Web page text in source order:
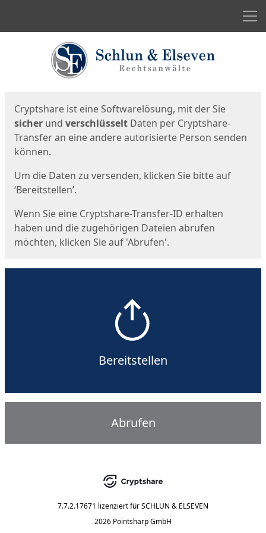
Cryptshare ist eine Softwarelösung, mit der Sie
sicher und verschlüsselt Daten per Cryptshare-
Transfer an eine andere autorisierte Person senden
können.
Um die Daten zu versenden, klicken Sie bitte auf
‘Bereitstellen’.
Wenn Sie eine Cryptshare-Transfer-ID erhalten
haben und die zugehörigen Dateien abrufen
möchten, klicken Sie auf 'Abrufen'.
Bereitstellen
Abrufen
7.7.2.17671 lizenziert fürSCHLUN & ELSEVEN
2026 Pointsharp GmbH